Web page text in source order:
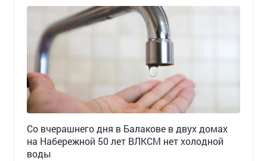
Со вчерашнего дня в Балакове в двух домах
на Набережной 50 лет ВЛКСМ нет холодной
воды